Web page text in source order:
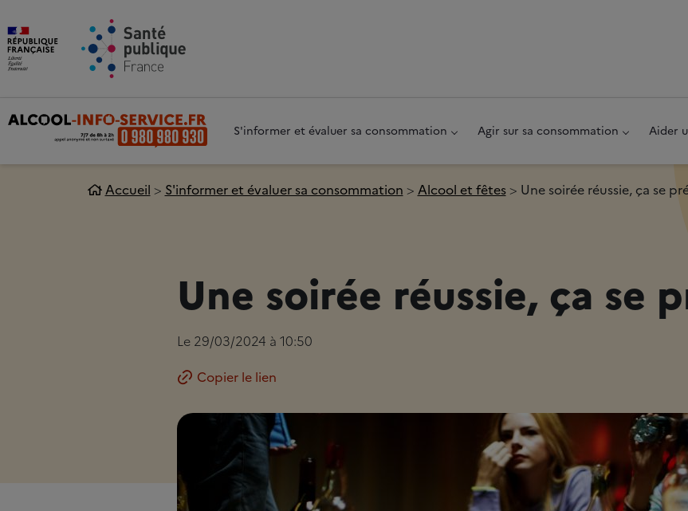
S'informer et évaluer sa consommation Agir sur sa consommation Aider
Accueil S'informer et évaluer sa consommation Alcool et fêtes Une soirée réussie, ça se
Une soirée réussie, ça se
Le 29/03/2024 à 10:50
Copier le lien